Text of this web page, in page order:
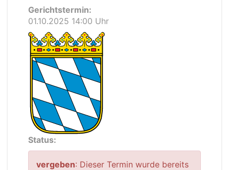
Gerichtstermin:
01.10.2025 14:00 Uhr
Status:
vergeben: Dieser Termin wurde bereits